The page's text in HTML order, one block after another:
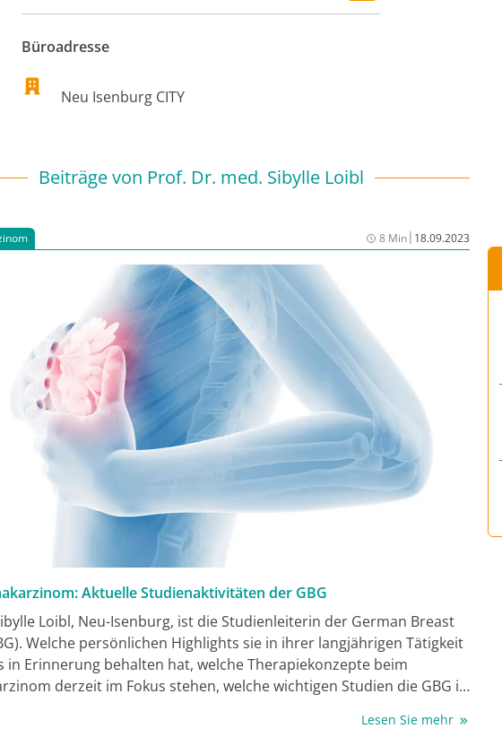
Büroadresse
Neu Isenburg CITY
Beiträge von Prof. Dr. med. Sibylle Loibl
8 Min| 18.09.2023
Aktuelle Studienaktivitäten der GBG
Loibl, Neu-Isenburg, ist die Studienleiterin der German Breast
­Welche persönlichen Highlights sie in ihrer langjährigen Tätigkeit
in Erinnerung behalten hat, ­welche Therapiekonzepte beim
derzeit im Fokus stehen, welche wichtigen Studien die GBG in
Lesen Sie mehr